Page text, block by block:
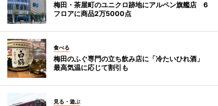
梅田・茶屋町のユニクロ跡地にアルペン旗艦店 6
フロアに商品2万5000点
食べる
梅田のふぐ専門の立ち飲み店に「冷たいひれ酒」
最高気温に応じて割引も
見る・遊ぶ